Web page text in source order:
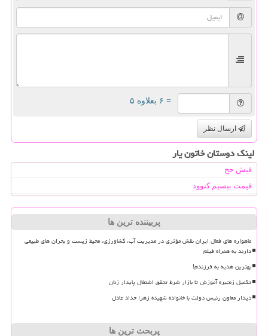
= ۶ بعلاوه ۵
ارسال نظر
لینک دوستان خاتون یار
فیش حج
قیمت بیسیم کنوود
پربیننده ترین ها
ماهواره های فعال ایران نقش مؤثری در مدیریت آب، کشاورزی، محیط زیست و بحران های طبیعی
دارند به همراه فیلم
بهترین هدیه به فرزندم!
تکمیل زنجیره آموزش تا بازار شرط تحقق اشتغال پایدار زنان
دیدار معاون رئیس دولت با خانواده شهیده زهرا حداد عادل
پربحث ترین ها